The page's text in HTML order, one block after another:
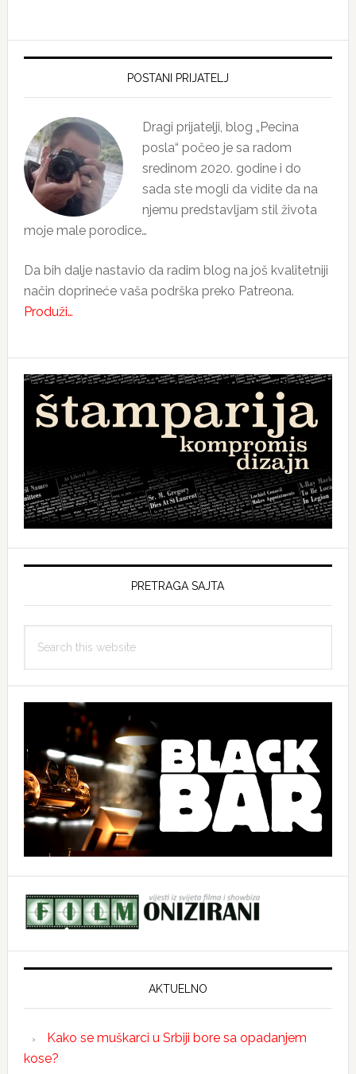
Primary
POSTANI PRIJATELJ
Dragi prijatelji, blog „Pecina
posla“ počeo je sa radom
sredinom 2020. godine i do
sada ste mogli da vidite da na
njemu predstavljam stil života
moje male porodice…
Da bih dalje nastavio da radim blog na još kvalitetniji
način doprineće vaša podrška preko Patreona.
Produži…
PRETRAGA SAJTA
this
AKTUELNO
Kako se muškarci u Srbiji bore sa opadanjem
kose?